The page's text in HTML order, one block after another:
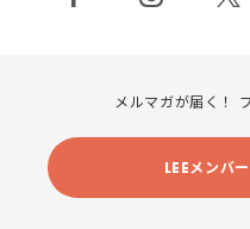
メルマガが届く！
LEEメンバ